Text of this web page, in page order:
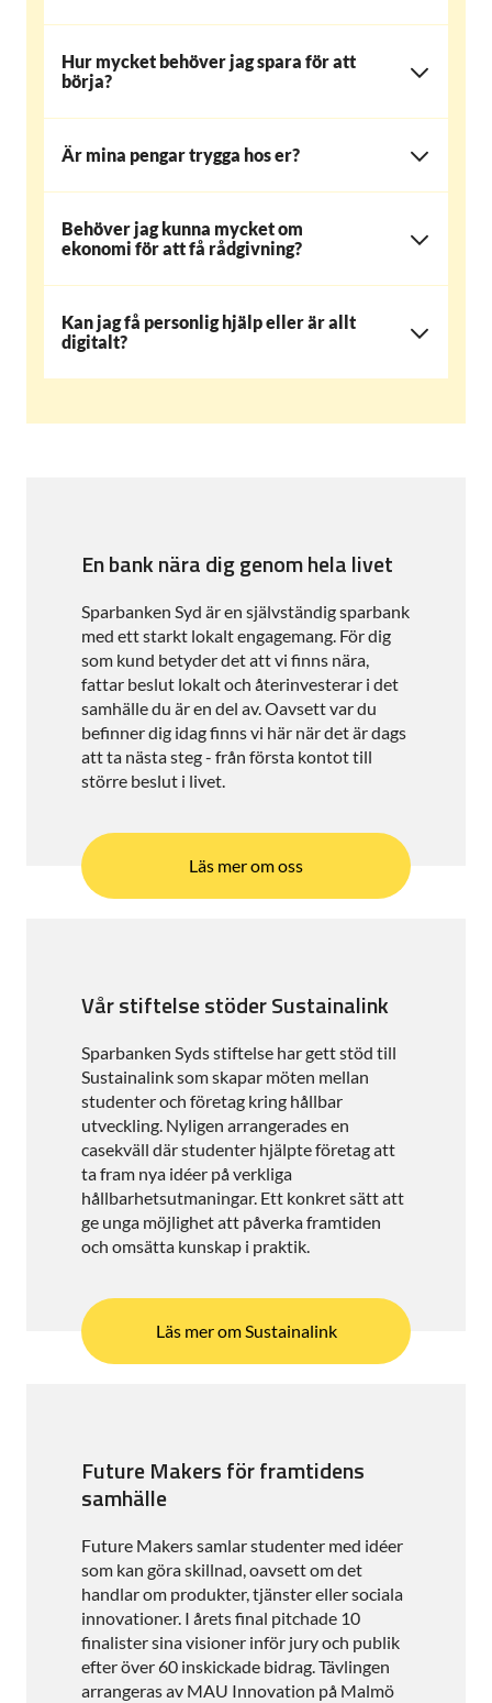
Hur mycket behöver jag spara för att
börja?
Är mina pengar trygga hos er?
Behöver jag kunna mycket om
ekonomi för att få rådgivning?
Kan jag få personlig hjälp eller är allt
digitalt?
En bank nära dig genom hela livet
Sparbanken Syd är en självständig sparbank
med ett starkt lokalt engagemang. För dig
som kund betyder det att vi finns nära,
fattar beslut lokalt och återinvesterar i det
samhälle du är en del av. Oavsett var du
befinner dig idag finns vi här när det är dags
att ta nästa steg - från första kontot till
större beslut i livet.
Läs mer om oss
Vår stiftelse stöder Sustainalink
Sparbanken Syds stiftelse har gett stöd till
Sustainalink som skapar möten mellan
studenter och företag kring hållbar
utveckling. Nyligen arrangerades en
casekväll där studenter hjälpte företag att
ta fram nya idéer på verkliga
hållbarhetsutmaningar. Ett konkret sätt att
ge unga möjlighet att påverka framtiden
och omsätta kunskap i praktik.
Läs mer om Sustainalink
Future Makers för framtidens
samhälle
Future Makers samlar studenter med idéer
som kan göra skillnad, oavsett om det
handlar om produkter, tjänster eller sociala
innovationer. I årets final pitchade 10
finalister sina visioner inför jury och publik
efter över 60 inskickade bidrag. Tävlingen
arrangeras av MAU Innovation på Malmö